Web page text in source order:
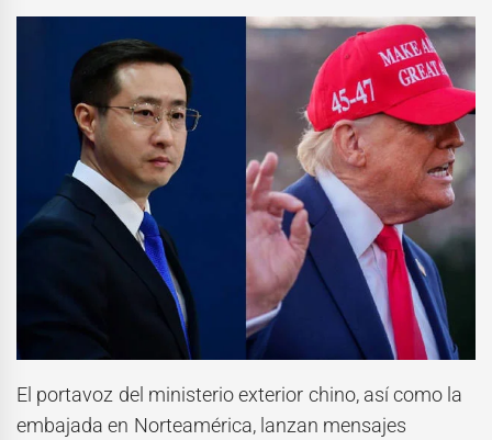
El portavoz del ministerio exterior chino, así como la
embajada en Norteamérica, lanzan mensajes